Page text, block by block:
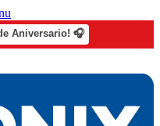
Aniversario! 🎧